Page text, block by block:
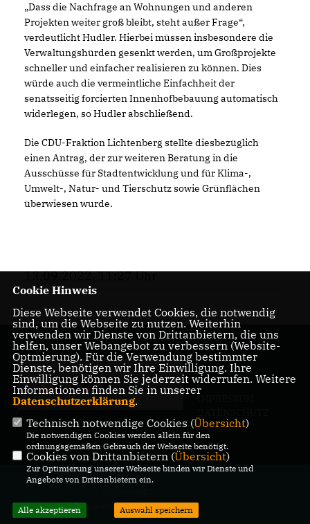
Dass die Nachfrage an Wohnungen und anderen
Projekten weiter groß bleibt, steht außer Frage“,
verdeutlicht Hudler. Hierbei müssen insbesondere die
Verwaltungshürden gesenkt werden, um Großprojekte
schneller und einfacher realisieren zu können. Dies
würde auch die vermeintliche Einfachheit der
senatsseitig forcierten Innenhofbebauung automatisch
widerlegen, so Hudler abschließend.
Die CDU-Fraktion Lichtenberg stellte diesbezüglich
einen Antrag, der zur weiteren Beratung in die
Ausschüsse für Stadtentwicklung und für Klima-,
Umwelt-, Natur- und Tierschutz sowie Grünflächen
überwiesen wurde.
13.09.2022, 11:27 Uhr
KONTAKT
@2026 CDU-Fraktion in der BVV
Alle Rechte vorbehalten.
Cookie Hinweis
Diese Webseite verwendet Cookies, die notwendig
sind, um die Webseite zu nutzen. Weiterhin
verwenden wir Dienste von Drittanbietern, die uns
helfen, unser Webangebot zu verbessern (Website-
Optmierung). Für die Verwendung bestimmter
Dienste, benötigen wir Ihre Einwilligung. Ihre
Einwilligung können Sie jederzeit widerrufen. Weitere
Informationen finden Sie in unserer
Datenschutzerklärung.
Technisch notwendige Cookies (Übersicht)
Die notwendigen Cookies werden allein für den
ordnungsgemäßen Gebrauch der Webseite benötigt.
Cookies von Drittanbietern (Übersicht)
Zur Optimierung unserer Webseite binden wir Dienste und
Angebote von Drittanbietern ein.
Alle akzeptieren Auswahl speichern